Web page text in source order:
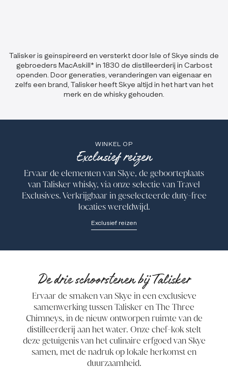
Talisker is geïnspireerd en versterkt door Isle of Skye sinds de
gebroeders MacAskill* in 1830 de distilleerderij in Carbost
openden. Door generaties, veranderingen van eigenaar en
zelfs een brand, Talisker heeft Skye altijd in het hart van het
merk en de whisky gehouden.
WINKEL OP
Exclusief reizen
Ervaar de elementen van Skye, de geboorteplaats
van Talisker whisky, via onze selectie van Travel
Exclusives. Verkrijgbaar in geselecteerde duty-free
locaties wereldwijd.
Exclusief reizen
De drie schoorstenen bij Talisker
Ervaar de smaken van Skye in een exclusieve
samenwerking tussen Talisker en The Three
Chimneys, in de nieuw ontworpen ruimte van de
distilleerderij aan het water. Onze chef-kok stelt
deze getuigenis van het culinaire erfgoed van Skye
samen, met de nadruk op lokale herkomst en
duurzaamheid.